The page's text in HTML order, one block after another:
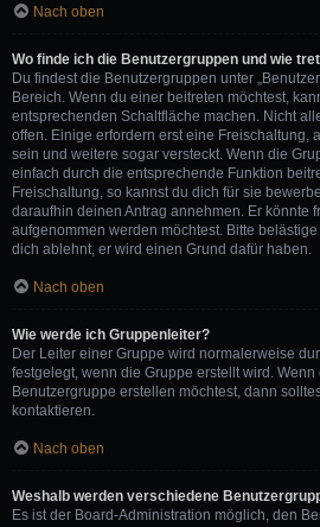
Nach oben
Wo finde ich die Benutzergruppen und wie
Du findest die Benutzergruppen unter
Bereich. Wenn du einer beitreten möchtest,
entsprechenden Schaltfläche machen. Nicht
offen. Einige erfordern erst eine Freischaltung,
sein und weitere sogar versteckt. Wenn die
einfach durch die entsprechende Funktion
Freischaltung, so kannst du dich für sie
daraufhin deinen Antrag annehmen. Er könnte
aufgenommen werden möchtest. Bitte
dich ablehnt, er wird einen Grund dafür haben.
Nach oben
Wie werde ich Gruppenleiter?
Der Leiter einer Gruppe wird normalerweise
festgelegt, wenn die Gruppe erstellt wird.
Benutzergruppe erstellen möchtest, dann
kontaktieren.
Nach oben
Weshalb werden verschiedene
Es ist der Board-Administration möglich, den